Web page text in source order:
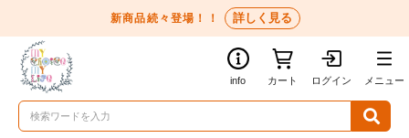
新商品続々登場！！ 詳しく見る
info カート ログイン メニュー